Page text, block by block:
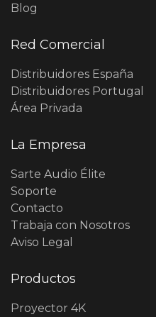
Blog
Red Comercial
Distribuidores España
Distribuidores Portugal
Área Privada
La Empresa
Sarte Audio Élite
Soporte
Contacto
Trabaja con Nosotros
Aviso Legal
Productos
Proyector 4K